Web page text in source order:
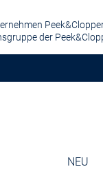
der
NEU